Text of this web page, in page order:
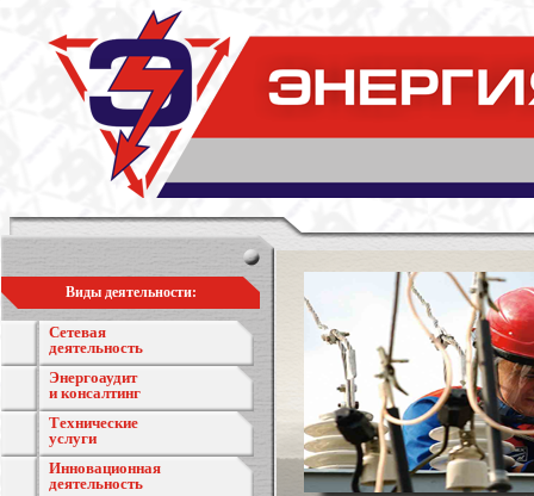
Виды деятельности:
Сетевая
деятельность
Энергоаудит
и консалтинг
Технические
услуги
Инновационная
деятельность